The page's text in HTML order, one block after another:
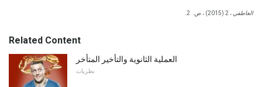
العاطفي، 2 (2015) ، ص. 2.
Related Content
العملية الثانوية والتأخير المتأخر
نظريات